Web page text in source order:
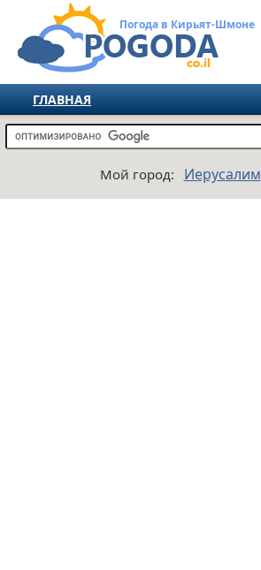
Погода в Кирьят-Шмоне
ГЛАВНАЯ
ИЗРАИЛЬ
ЕВРОПА
Мой город: Иерусалим